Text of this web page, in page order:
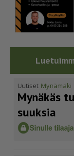
Uutiset Mynämäki
Mynäkäs
suuksia